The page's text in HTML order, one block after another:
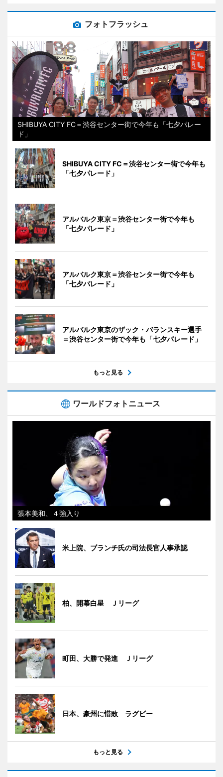
フォトフラッシュ
SHIBUYA CITY FC＝渋谷センター街で今年も「七夕パレー
ド」
SHIBUYA CITY FC＝渋谷センター街で今年も
「七夕パレード」
アルバルク東京＝渋谷センター街で今年も
「七夕パレード」
アルバルク東京＝渋谷センター街で今年も
「七夕パレード」
アルバルク東京のザック・バランスキー選手
＝渋谷センター街で今年も「七夕パレード」
もっと見る
ワールドフォトニュース
張本美和、４強入り
米上院、ブランチ氏の司法長官人事承認
柏、開幕白星 Ｊリーグ
町田、大勝で発進 Ｊリーグ
日本、豪州に惜敗 ラグビー
もっと見る